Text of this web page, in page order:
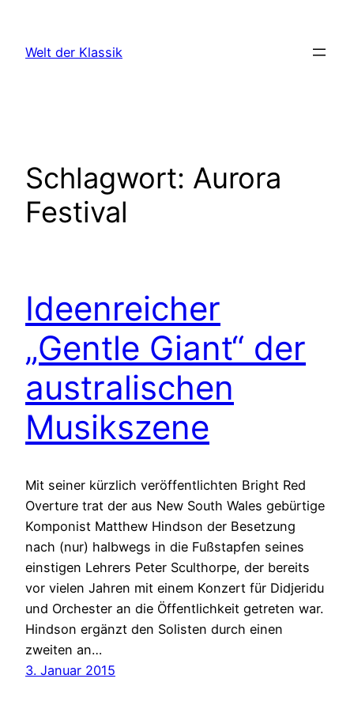
springen
Welt der Klassik
Schlagwort: Aurora
Festival
Ideenreicher
„Gentle Giant“ der
australischen
Musikszene
Mit seiner kürzlich veröffentlichten Bright Red
Overture trat der aus New South Wales gebürtige
Komponist Matthew Hindson der Besetzung
nach (nur) halbwegs in die Fußstapfen seines
einstigen Lehrers Peter Sculthorpe, der bereits
vor vielen Jahren mit einem Konzert für Didjeridu
und Orchester an die Öffentlichkeit getreten war.
Hindson ergänzt den Solisten durch einen
zweiten an…
3. Januar 2015